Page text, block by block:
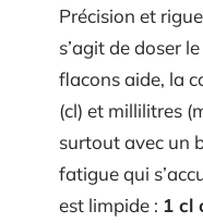
Précision et
s’agit de doser le
flacons aide, la
(cl) et millilitres
surtout avec un
fatigue qui
est limpide : 1 cl